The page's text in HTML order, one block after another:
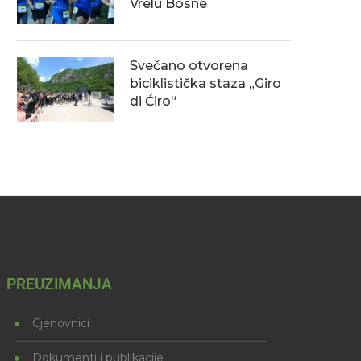
Vrelu Bosne
Svečano otvorena
biciklistička staza „Giro
di Ćiro“
PREUZIMANJA
Cjenovnici
Dokumenti i publikacije